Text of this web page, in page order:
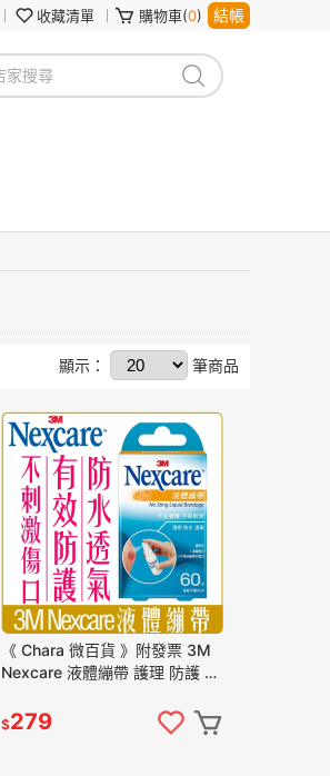
收藏清單 購物車(0) 結帳
顯示： 筆商品
《 Chara 微百貨 》附發票 3M
Nexcare 液體繃帶 護理 防護 透
$279